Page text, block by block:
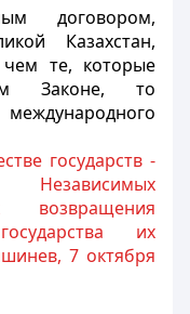
договором,
Казахстан,
те, которые
Законе, то
государств -
Независимых
возвращения
их
7 октября